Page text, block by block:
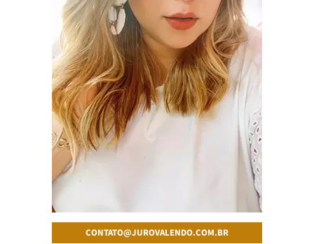
CONTATO@JUROVALENDO.COM.BR